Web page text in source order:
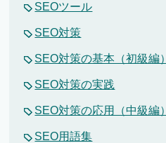
SEOツール
SEO対策
SEO対策の基本（初級編）
SEO対策の実践
SEO対策の応用（中級編）
SEO用語集